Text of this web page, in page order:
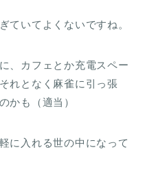
ていてよくないですね。
、カフェとか充電スペー
れとなく麻雀に引っ張
かも（適当）
に入れる世の中になって